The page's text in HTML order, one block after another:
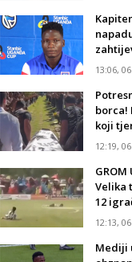
13:06,
borca!
koji
12:19,
GROM
Velika
12
12:13,
Mediji